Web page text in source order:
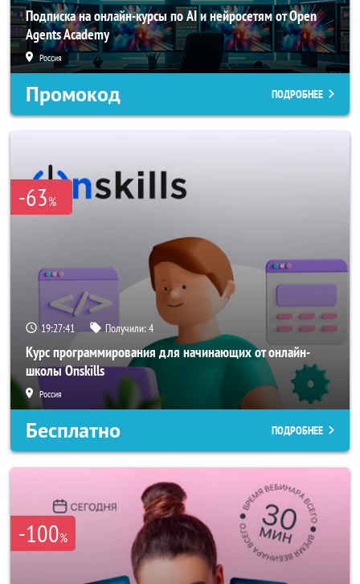
Подписка на онлайн-курсы по AI и нейросетям от Open
Agents Academy
Россия
Промокод ПОДРОБНЕЕ
-63%
19:27:38 Получили:4
Курс программирования для начинающих от онлайн-
школы Onskills
Россия
Бесплатно ПОДРОБНЕЕ
-100%